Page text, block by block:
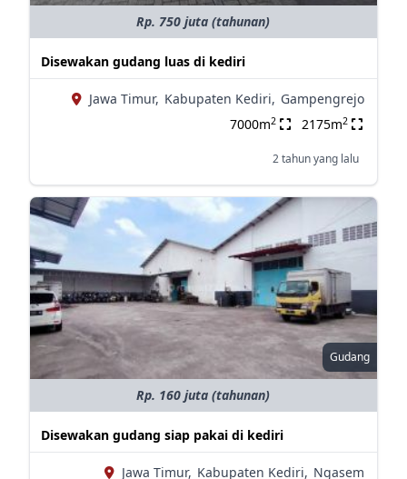
Rp. 750 juta (tahunan)
Disewakan gudang luas di kediri
Jawa Timur, Kabupaten Kediri, Gampengrejo
7000m2 2175m2
2 tahun yang lalu
Gudang
Rp. 160 juta (tahunan)
Disewakan gudang siap pakai di kediri
Jawa Timur, Kabupaten Kediri, Ngasem